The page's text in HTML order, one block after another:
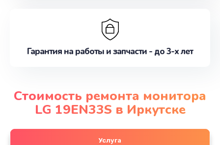
Гарантия на работы и запчасти - до 3-х лет
Стоимость ремонта монитора
LG 19EN33S в Иркутске
Услуга